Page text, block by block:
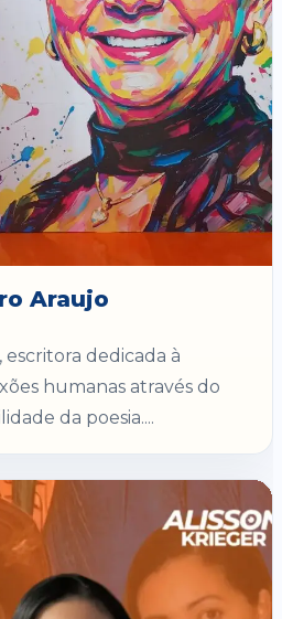
Araujo
escritora dedicada à
humanas através do
da poesia....